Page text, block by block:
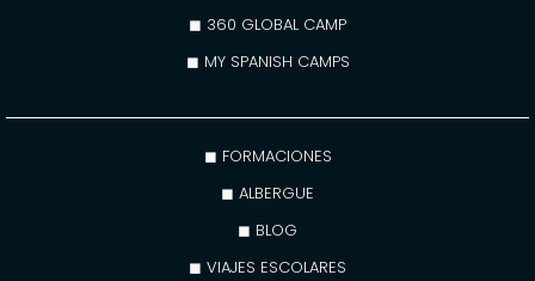
◼ 360 GLOBAL CAMP
◼ MY SPANISH CAMPS
◼ FORMACIONES
◼ ALBERGUE
◼ BLOG
◼ VIAJES ESCOLARES